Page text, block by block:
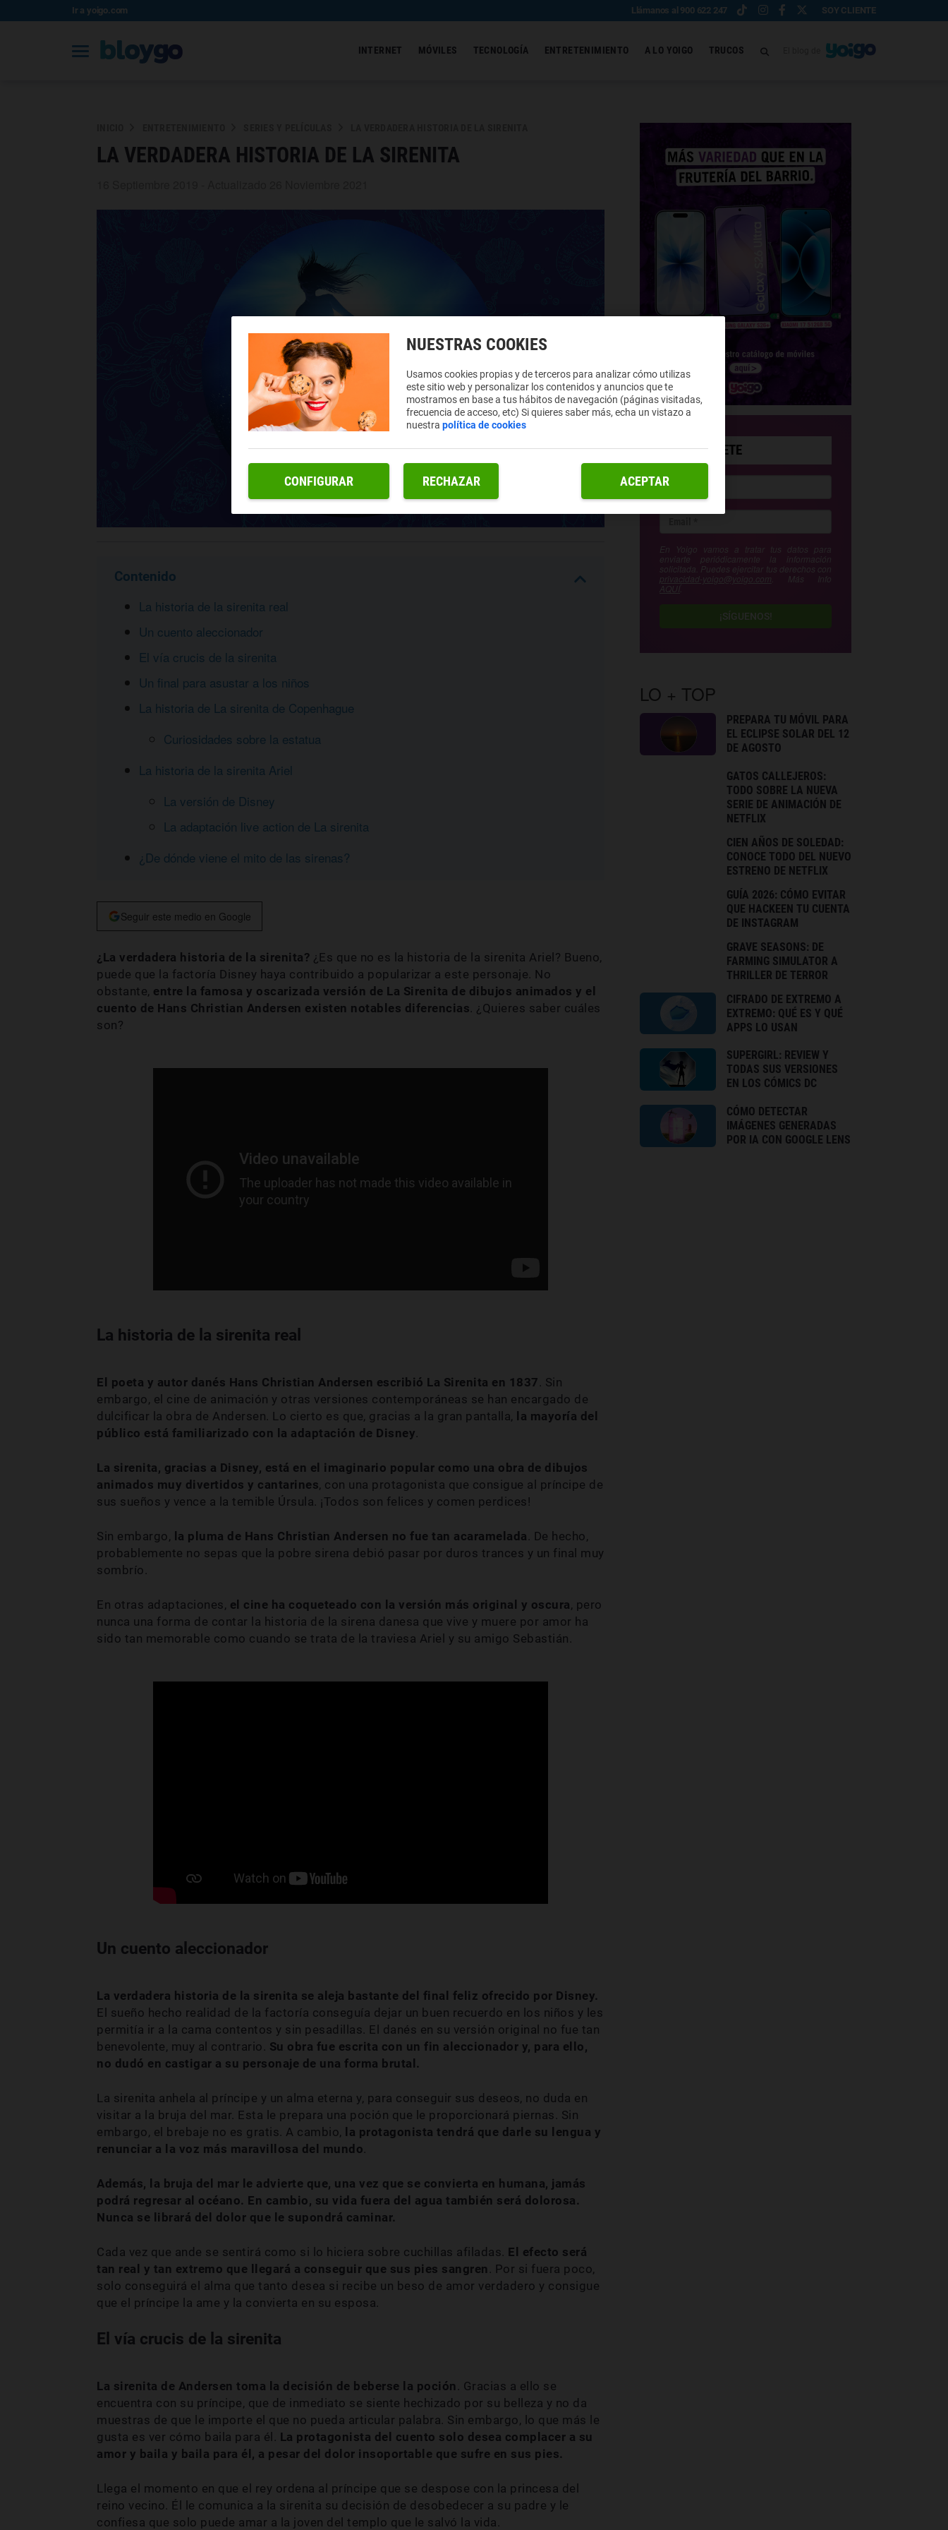
Ir a yoigo.com Llámanos al 900 622 247 SOY CLIENTE
INTERNET MÓVILES TECNOLOGÍA ENTRETENIMIENTO A LO YOIGO TRUCOS
LA VERDADERA HISTORIA DE LA SIRENITA
Contenido
La historia de la sirenita real
Un cuento aleccionador
El vía crucis de la sirenita
Un final para asustar a los niños
La historia de La sirenita de Copenhague
Curiosidades sobre la estatua
La historia de la sirenita Ariel
La versión de Disney
La adaptación live action de La sirenita
¿De dónde viene el mito de las sirenas?
Seguir este medio en Google
¿La verdadera historia de la sirenita? ¿Es que no es la historia de la sirenita Ariel? Bueno,
puede que la factoría Disney haya contribuido a popularizar a este personaje. No
obstante, entre la famosa y oscarizada versión de La Sirenita de dibujos animados y el
cuento de Hans Christian Andersen existen notables diferencias . ¿Quieres saber cuáles
son?
La historia de la sirenita real
El poeta y autor danés Hans Christian Andersen escribió La Sirenita en 1837 . Sin
embargo, el cine de animación y otras versiones contemporáneas se han encargado de
dulcificar la obra de Andersen. Lo cierto es que, gracias a la gran pantalla, la mayoría del
público está familiarizado con la adaptación de Disney
La sirenita, gracias a Disney, está en el imaginario popular como una obra de dibujos
animados muy divertidos y cantarines, con una protagonista que consigue al príncipe de
sus sueños y vence a la temible Úrsula. ¡Todos son felices y comen perdices!
Sin embargo, la pluma de Hans Christian Andersen no fue tan acaramelada . De hecho,
probablemente no sepas que la pobre sirena debió pasar por duros trances y un final muy
sombrío.
En otras adaptaciones, el cine ha coqueteado con la versión más original y oscura, pero
nunca una forma de contar la historia de la sirena danesa que vive y muere por amor ha
sido tan memorable como cuando se trata de la traviesa Ariel y su amigo Sebastián.
Un cuento aleccionador
La verdadera historia de la sirenita se aleja bastante del final feliz ofrecido por Disney.
El sueño hecho realidad de la factoría conseguía dejar un buen recuerdo en los niños y les
permitía ir a la cama contentos y sin pesadillas. El danés en su versión original no fue tan
benevolente, muy al contrario. Su obra fue escrita con un fin aleccionador y, para ello,
no dudó en castigar a su personaje de una forma brutal.
La sirenita anhela al príncipe y un alma eterna y, para conseguir sus deseos, no duda en
visitar a la bruja del mar. Esta le prepara una poción que le proporcionará piernas. Sin
embargo, el brebaje no es gratis. A cambio, la protagonista tendrá que darle su lengua y
renunciar a la voz más maravillosa del mundo
Además, la bruja del mar le advierte que, una vez que se convierta en humana, jamás
podrá regresar al océano. En cambio, su vida fuera del agua también será dolorosa.
Nunca se librará del dolor que le supondrá caminar.
Cada vez que ande se sentirá como si lo hiciera sobre cuchillas afiladas. El efecto será
tan real y tan extremo que llegará a conseguir que sus pies sangren
. Por si fuera poco,
solo conseguirá el alma que tanto desea si recibe un beso de amor verdadero y consigue
que el príncipe la ame y la convierta en su esposa.
El vía crucis de la sirenita
La sirenita de Andersen toma la decisión de beberse la poción
. Gracias a ello se
encuentra con su príncipe, que de inmediato se siente hechizado por su belleza y no da
muestras de que le importe el que no pueda articular palabra. Sin embargo, lo que más le
gusta es ver cómo baila para él. La protagonista del cuento solo desea complacer a su
amor y baila y baila para él, a pesar del dolor insoportable que sufre en sus pies.
Llega el momento en que el rey ordena al príncipe que se despose con la princesa del
reino vecino. Él le comunica a la sirenita su decisión de desobedecer a su padre y le
confiesa que solo puede amar a la joven del templo que le salvó la vida.
SUSCRÍBETE
En Yoigo vamos a tratar tus datos para
enviarte periódicamente la información
solicitada. Puedes ejercitar tus derechos con
privacidad-yoigo@yoigo.com . Más Info
AQUÍ
¡SÍGUENOS!
LO + TOP
PREPARA TU MÓVIL PARA
EL ECLIPSE SOLAR DEL 12
DE AGOSTO
GATOS CALLEJEROS:
TODO SOBRE LA NUEVA
SERIE DE ANIMACIÓN DE
NETFLIX
CIEN AÑOS DE SOLEDAD:
CONOCE TODO DEL NUEVO
ESTRENO DE NETFLIX
GUÍA 2026: CÓMO EVITAR
QUE HACKEEN TU CUENTA
DE INSTAGRAM
GRAVE SEASONS: DE
FARMING SIMULATOR A
THRILLER DE TERROR
CIFRADO DE EXTREMO A
EXTREMO: QUÉ ES Y QUÉ
APPS LO USAN
SUPERGIRL: REVIEW Y
TODAS SUS VERSIONES
EN LOS CÓMICS DC
CÓMO DETECTAR
IMÁGENES GENERADAS
POR IA CON GOOGLE LENS
NUESTRAS COOKIES
Usamos cookies propias y de terceros para analizar cómo utilizas
este sitio web y personalizar los contenidos y anuncios que te
mostramos en base a tus hábitos de navegación (páginas visitadas,
frecuencia de acceso, etc) Si quieres saber más, echa un vistazo a
nuestrapolítica de cookies
RECHAZAR ACEPTAR
CONFIGURAR